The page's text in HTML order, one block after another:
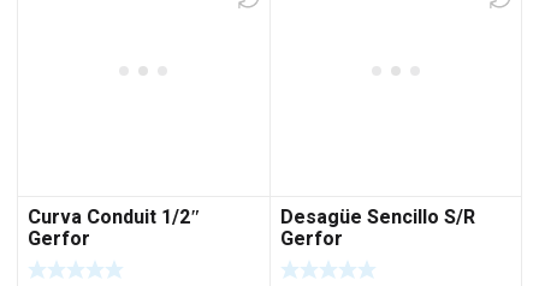
Curva Conduit 1/2″
Gerfor
Desagüe Sencillo S/R
Gerfor